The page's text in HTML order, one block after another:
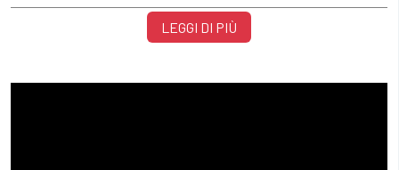
Swing Case è montato su cerniere in acciaio per impieghi
LEGGI DI PIÙ